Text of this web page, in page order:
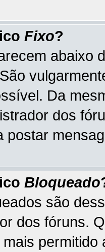
Fixo?
abaixo
Da
dos
postar
Bloqueado
são
dos fóruns.